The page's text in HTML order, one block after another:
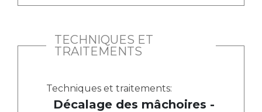
TECHNIQUES ET
TRAITEMENTS
Techniques et traitements:
Décalage des mâchoires -